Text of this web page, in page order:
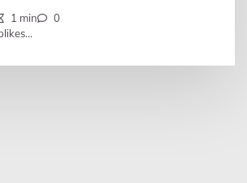
1 min
0